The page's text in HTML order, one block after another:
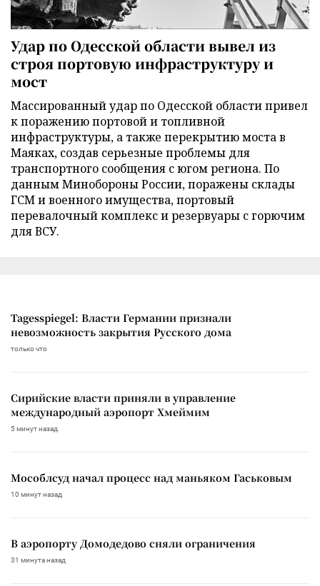
Удар по Одесской области вывел из
строя портовую инфраструктуру и
мост
Массированный удар по Одесской области привел
к поражению портовой и топливной
инфраструктуры, а также перекрытию моста в
Маяках, создав серьезные проблемы для
транспортного сообщения с югом региона. По
данным Минобороны России, поражены склады
ГСМ и военного имущества, портовый
перевалочный комплекс и резервуары с горючим
для ВСУ.
Tagesspiegel: Власти Германии признали
невозможность закрытия Русского дома
только что
Сирийские власти приняли в управление
международный аэропорт Хмеймим
5 минут назад
Мособлсуд начал процесс над маньяком Гаськовым
10 минут назад
В аэропорту Домодедово сняли ограничения
31 минута назад